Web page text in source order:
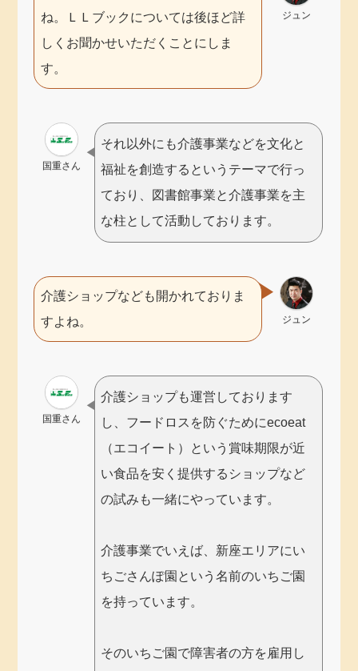
ジュン
ね。ＬＬブックについては後ほど詳
しくお聞かせいただくことにしま
す。
国重さん
それ以外にも介護事業などを文化と
福祉を創造するというテーマで行っ
ており、図書館事業と介護事業を主
な柱として活動しております。
ジュン
介護ショップなども開かれておりま
すよね。
国重さん
介護ショップも運営しております
し、フードロスを防ぐためにecoeat
（エコイート）という賞味期限が近
い食品を安く提供するショップなど
の試みも一緒にやっています。
介護事業でいえば、新座エリアにい
ちごさんぽ園という名前のいちご園
を持っています。
そのいちご園で障害者の方を雇用し